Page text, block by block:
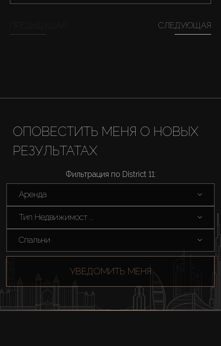
Каталоги
About Us
СЛЕДУЮЩАЯ
ОПОВЕСТИТЬ МЕНЯ О НОВЫХ
РЕЗУЛЬТАТАХ
Фильтрация по District 11:
Аренда
Тип Недвижимост ...
Спальни
УВЕДОМИТЬ МЕНЯ